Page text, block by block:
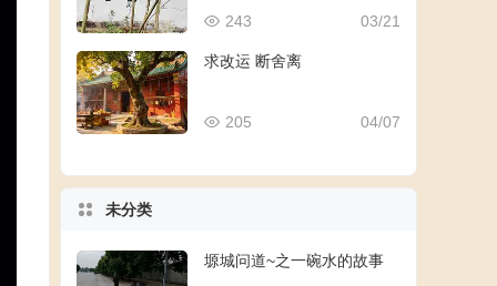
03/21
243
求改运 断舍离
04/07
205
未分类
塬城问道~之一碗水的故事